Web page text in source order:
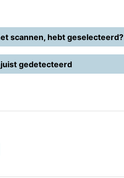
scannen, hebt geselecteerd?
gedetecteerd